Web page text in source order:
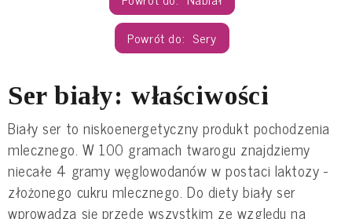
Sery
Ser biały: właściwości
Biały ser to niskoenergetyczny produkt pochodzenia
mlecznego. W 100 gramach twarogu znajdziemy
niecałe 4 gramy węglowodanów w postaci laktozy -
złożonego cukru mlecznego. Do diety biały ser
wprowadza się przede wszystkim ze względu na